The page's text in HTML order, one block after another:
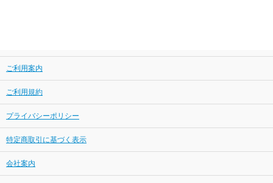
ご利用案内
ご利用規約
プライバシーポリシー
特定商取引に基づく表示
会社案内